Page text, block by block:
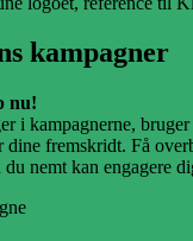
kampagner
nu!
i kampagnerne,
fremskridt. Få
nemt kan engagere